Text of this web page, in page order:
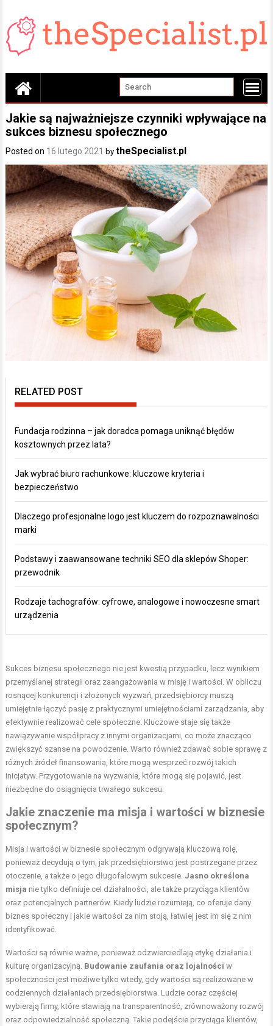
content
Jakie są najważniejsze czynniki wpływające na
sukces biznesu społecznego
Posted on 16 lutego 2021 bytheSpecialist.pl
RELATED POST
Fundacja rodzinna – jak doradca pomaga uniknąć błędów
kosztownych przez lata?
Jak wybrać biuro rachunkowe: kluczowe kryteria i
bezpieczeństwo
Dlaczego profesjonalne logo jest kluczem do rozpoznawalności
marki
Podstawy i zaawansowane techniki SEO dla sklepów Shoper:
przewodnik
Rodzaje tachografów: cyfrowe, analogowe i nowoczesne smart
urządzenia
Sukces biznesu społecznego nie jest kwestią przypadku, lecz wynikiem
przemyślanej strategii oraz zaangażowania w misję i wartości. W obliczu
rosnącej konkurencji i złożonych wyzwań, przedsiębiorcy muszą
umiejętnie łączyć pasję z praktycznymi umiejętnościami zarządzania, aby
efektywnie realizować cele społeczne. Kluczowe staje się także
nawiązywanie współpracy z innymi organizacjami, co może znacząco
zwiększyć szanse na powodzenie. Warto również zdawać sobie sprawę z
różnych źródeł finansowania, które mogą wesprzeć rozwój takich
inicjatyw. Przygotowanie na wyzwania, które mogą się pojawić, jest
niezbędne do osiągnięcia trwałego sukcesu.
Jakie znaczenie ma misja i wartości w biznesie
społecznym?
Misja i wartości w biznesie społecznym odgrywają kluczową rolę,
ponieważ decydują o tym, jak przedsiębiorstwo jest postrzegane przez
otoczenie, a także o jego długofalowym sukcesie.Jasno określona
misja nie tylko definiuje cel działalności, ale także przyciąga klientów
oraz potencjalnych partnerów. Kiedy ludzie rozumieją, co oferuje dany
biznes społeczny i jakie wartości za nim stoją, łatwiej jest im się z nim
identyfikować.
Wartości są równie ważne, ponieważ odzwierciedlają etykę działania i
kulturę organizacyjną. Budowanie zaufania oraz lojalności w
społeczności jest możliwe tylko wtedy, gdy wartości są realizowane w
codziennych działaniach przedsiębiorstwa. Ludzie coraz częściej
wybierają firmy, które stawiają na transparentność, zrównoważony rozwój
oraz odpowiedzialność społeczną. Takie podejście przyciąga klientów,